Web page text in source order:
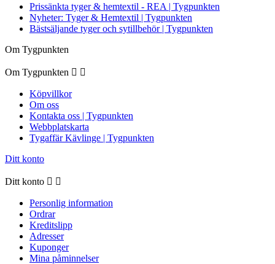
Prissänkta tyger & hemtextil - REA | Tygpunkten
Nyheter: Tyger & Hemtextil | Tygpunkten
Bästsäljande tyger och sytillbehör | Tygpunkten
Om Tygpunkten
Om Tygpunkten  
Köpvillkor
Om oss
Kontakta oss | Tygpunkten
Webbplatskarta
Tygaffär Kävlinge | Tygpunkten
Ditt konto
Ditt konto  
Personlig information
Ordrar
Kreditslipp
Adresser
Kuponger
Mina påminnelser